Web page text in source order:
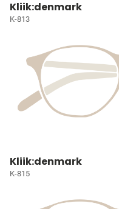
Kliik:denmark
K-813
Kliik:denmark
K-815